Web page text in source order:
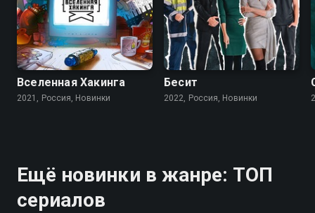
Вселенная Хакинга
2021, Россия, Новинки
Бесит
2022, Россия, Новинки
Ещё новинки в жанре: ТОП
сериалов